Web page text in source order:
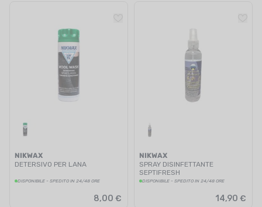
NIKWAX
DETERSIVO PER LANA
DISPONIBILE - SPEDITO IN 24/48 ORE
8,00 €
NIKWAX
SPRAY DISINFETTANTE
SEPTIFRESH
DISPONIBILE - SPEDITO IN 24/48 ORE
14,90 €